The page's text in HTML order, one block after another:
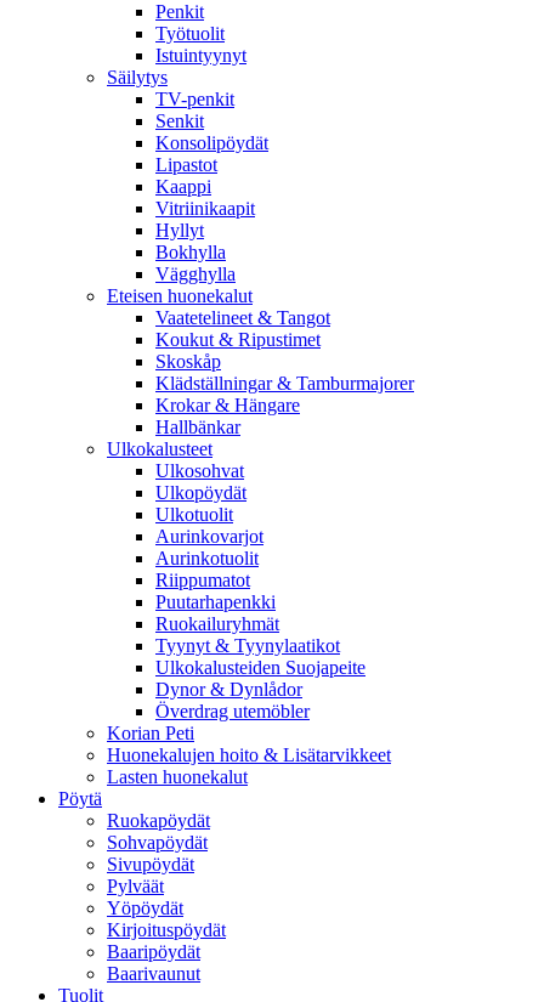
Penkit
Työtuolit
Istuintyynyt
Säilytys
TV-penkit
Senkit
Konsolipöydät
Lipastot
Kaappi
Vitriinikaapit
Hyllyt
Bokhylla
Vägghylla
Eteisen huonekalut
Vaatetelineet & Tangot
Koukut & Ripustimet
Skoskåp
Klädställningar & Tamburmajorer
Krokar & Hängare
Hallbänkar
Ulkokalusteet
Ulkosohvat
Ulkopöydät
Ulkotuolit
Aurinkovarjot
Aurinkotuolit
Riippumatot
Puutarhapenkki
Ruokailuryhmät
Tyynyt & Tyynylaatikot
Ulkokalusteiden Suojapeite
Dynor & Dynlådor
Överdrag utemöbler
Korian Peti
Huonekalujen hoito & Lisätarvikkeet
Lasten huonekalut
Pöytä
Ruokapöydät
Sohvapöydät
Sivupöydät
Pylväät
Yöpöydät
Kirjoituspöydät
Baaripöydät
Baarivaunut
Tuolit